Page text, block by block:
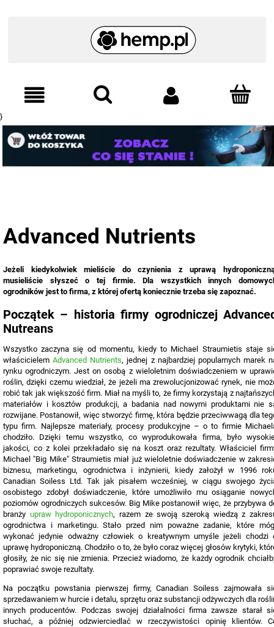
}
Advanced Nutrients
Jeżeli kiedykolwiek mieliście do czynienia z uprawą
musieliście słyszeć o tej firmie. Dla wszystkich innych
ogrodników jest to firma, z której ofertą koniecznie trzeba się zapoznać.
Początek – historia firmy ogrodniczej
Nutreans
Wszystko zaczyna się od momentu, kiedy to Michael Straumietis staje
właścicielemAdvanced Nutrients, jednej z najbardziej popularnych marek
rynku ogrodniczym. Jest on osobą z wieloletnim doświadczeniem w
roślin, dzięki czemu wiedział, że jeżeli ma zrewolucjonizować rynek, nie
robić tak jak większość firm. Miał na myśli to, że firmy korzystają z
materiałów i kosztów produkcji, a badania nad nowymi produktami nie
rozwijane. Postanowił, więc stworzyć firmę, która będzie przeciwwagą dla
typu firm. Najlepsze materiały, procesy produkcyjne – o to firmie
chodziło. Dzięki temu wszystko, co wyprodukowała firma, było
jakości, co z kolei przekładało się na koszt oraz rezultaty. Właściciel
Michael "Big Mike" Straumietis miał już wieloletnie doświadczenie w
biznesu, marketingu, ogrodnictwa i inżynierii, kiedy założył w 1996
Canadian Soiless Ltd. Tak jak pisałem wcześniej, w ciągu swojego
osobistego zdobył doświadczenie, które umożliwiło mu osiąganie
poziomów ogrodniczych sukcesów. Big Mike postanowił więc, że przybywa
branży upraw hydroponicznych, razem ze swoją szeroką wiedzą z
ogrodnictwa i marketingu. Stało przed nim poważne zadanie, które
wykonać jedynie odważny człowiek o kreatywnym umyśle jeżeli chodzi
uprawę hydroponiczną. Chodziło o to, że było coraz więcej głosów krytyki,
głosiły, że nic się nie zmienia. Przecież wiadomo, że każdy ogrodnik
poprawiać swoje rezultaty.
Na początku powstania pierwszej firmy, Canadian Soiless zajmowała
sprzedawaniem w hurcie i detalu, sprzętu oraz substancji odżywczych dla
innych producentów. Podczas swojej działalności firma zawsze starał
słuchać, a później odzwierciedlać w rzeczywistości opinię klientów.